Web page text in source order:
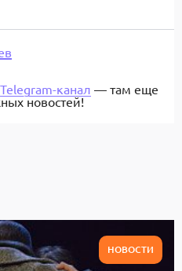
Telegram-канал — там еще
новостей!
НОВОСТИ